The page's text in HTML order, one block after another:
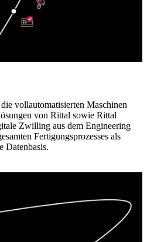
vollautomatisierten Maschinen
von Rittal sowie Rittal
Zwilling aus dem Engineering
Fertigungsprozesses als
Datenbasis.